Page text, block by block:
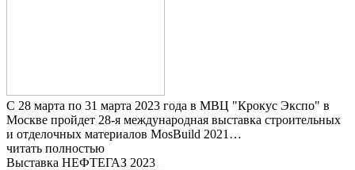
С 28 марта по 31 марта 2023 года в МВЦ "Крокус Экспо" в
Москве пройдет 28-я международная выставка строительных
и отделочных материалов MosBuild 2021…
читать полностью
Выставка НЕФТЕГАЗ 2023